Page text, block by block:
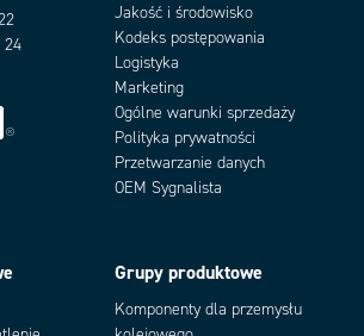
24
Jakość i środowisko
Kodeks postępowania
Logistyka
Marketing
Ogólne warunki sprzedaży
Polityka prywatności
Przetwarzanie danych
OEM Sygnalista
Grupy produktowe
Komponenty dla przemysłu